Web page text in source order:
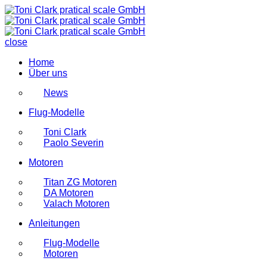
close
Home
Über uns
News
Flug-Modelle
Toni Clark
Paolo Severin
Motoren
Titan ZG Motoren
DA Motoren
Valach Motoren
Anleitungen
Flug-Modelle
Motoren